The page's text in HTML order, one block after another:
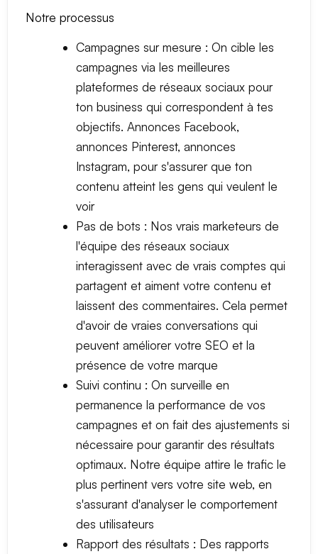
Notre processus
Campagnes sur mesure : On cible les
campagnes via les meilleures
plateformes de réseaux sociaux pour
ton business qui correspondent à tes
objectifs. Annonces Facebook,
annonces Pinterest, annonces
Instagram, pour s'assurer que ton
contenu atteint les gens qui veulent le
voir
Pas de bots : Nos vrais marketeurs de
l'équipe des réseaux sociaux
interagissent avec de vrais comptes qui
partagent et aiment votre contenu et
laissent des commentaires. Cela permet
d'avoir de vraies conversations qui
peuvent améliorer votre SEO et la
présence de votre marque
Suivi continu : On surveille en
permanence la performance de vos
campagnes et on fait des ajustements si
nécessaire pour garantir des résultats
optimaux. Notre équipe attire le trafic le
plus pertinent vers votre site web, en
s'assurant d'analyser le comportement
des utilisateurs
Rapport des résultats : Des rapports